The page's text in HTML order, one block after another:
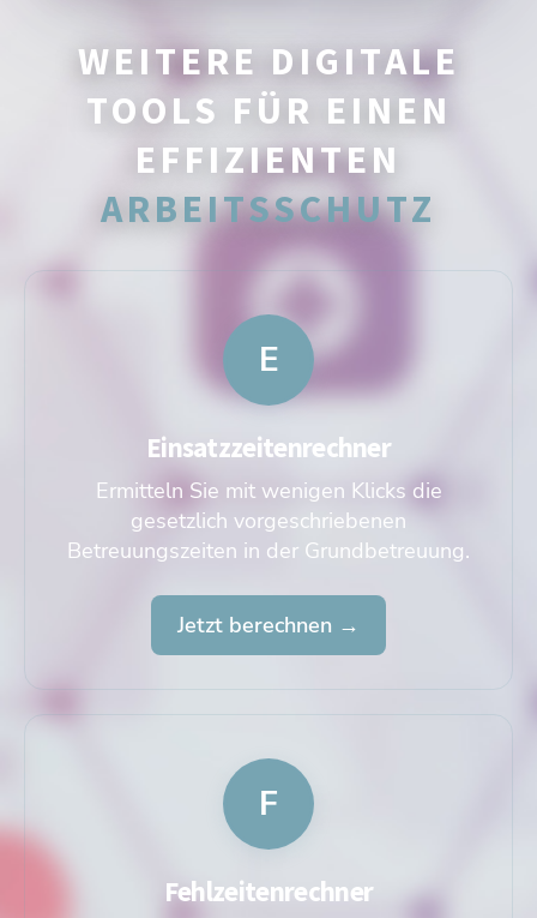
WEITERE DIGITALE
TOOLS FÜR EINEN
EFFIZIENTEN
ARBEITSSCHUTZ
E
Einsatzzeitenrechner
Ermitteln Sie mit wenigen Klicks die
gesetzlich vorgeschriebenen
Betreuungszeiten in der Grundbetreuung.
Jetzt berechnen →
F
Fehlzeitenrechner